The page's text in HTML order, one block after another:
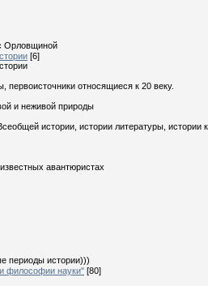
Орловщиной
[6]
первоисточники относящиеся к 20 веку.
и неживой природы
истории, истории литературы, истории
авантюристах
периоды истории)))
философии науки" [80]